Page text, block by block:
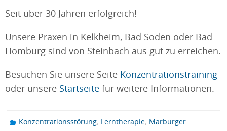
Seit über 30 Jahren erfolgreich!
Unsere Praxen in Kelkheim, Bad Soden oder Bad
Homburg sind von Steinbach aus gut zu erreichen.
Besuchen Sie unsere Seite Konzentrationstraining
oder unsere Startseite für weitere Informationen.
Konzentrationsstörung, Lerntherapie, Marburger